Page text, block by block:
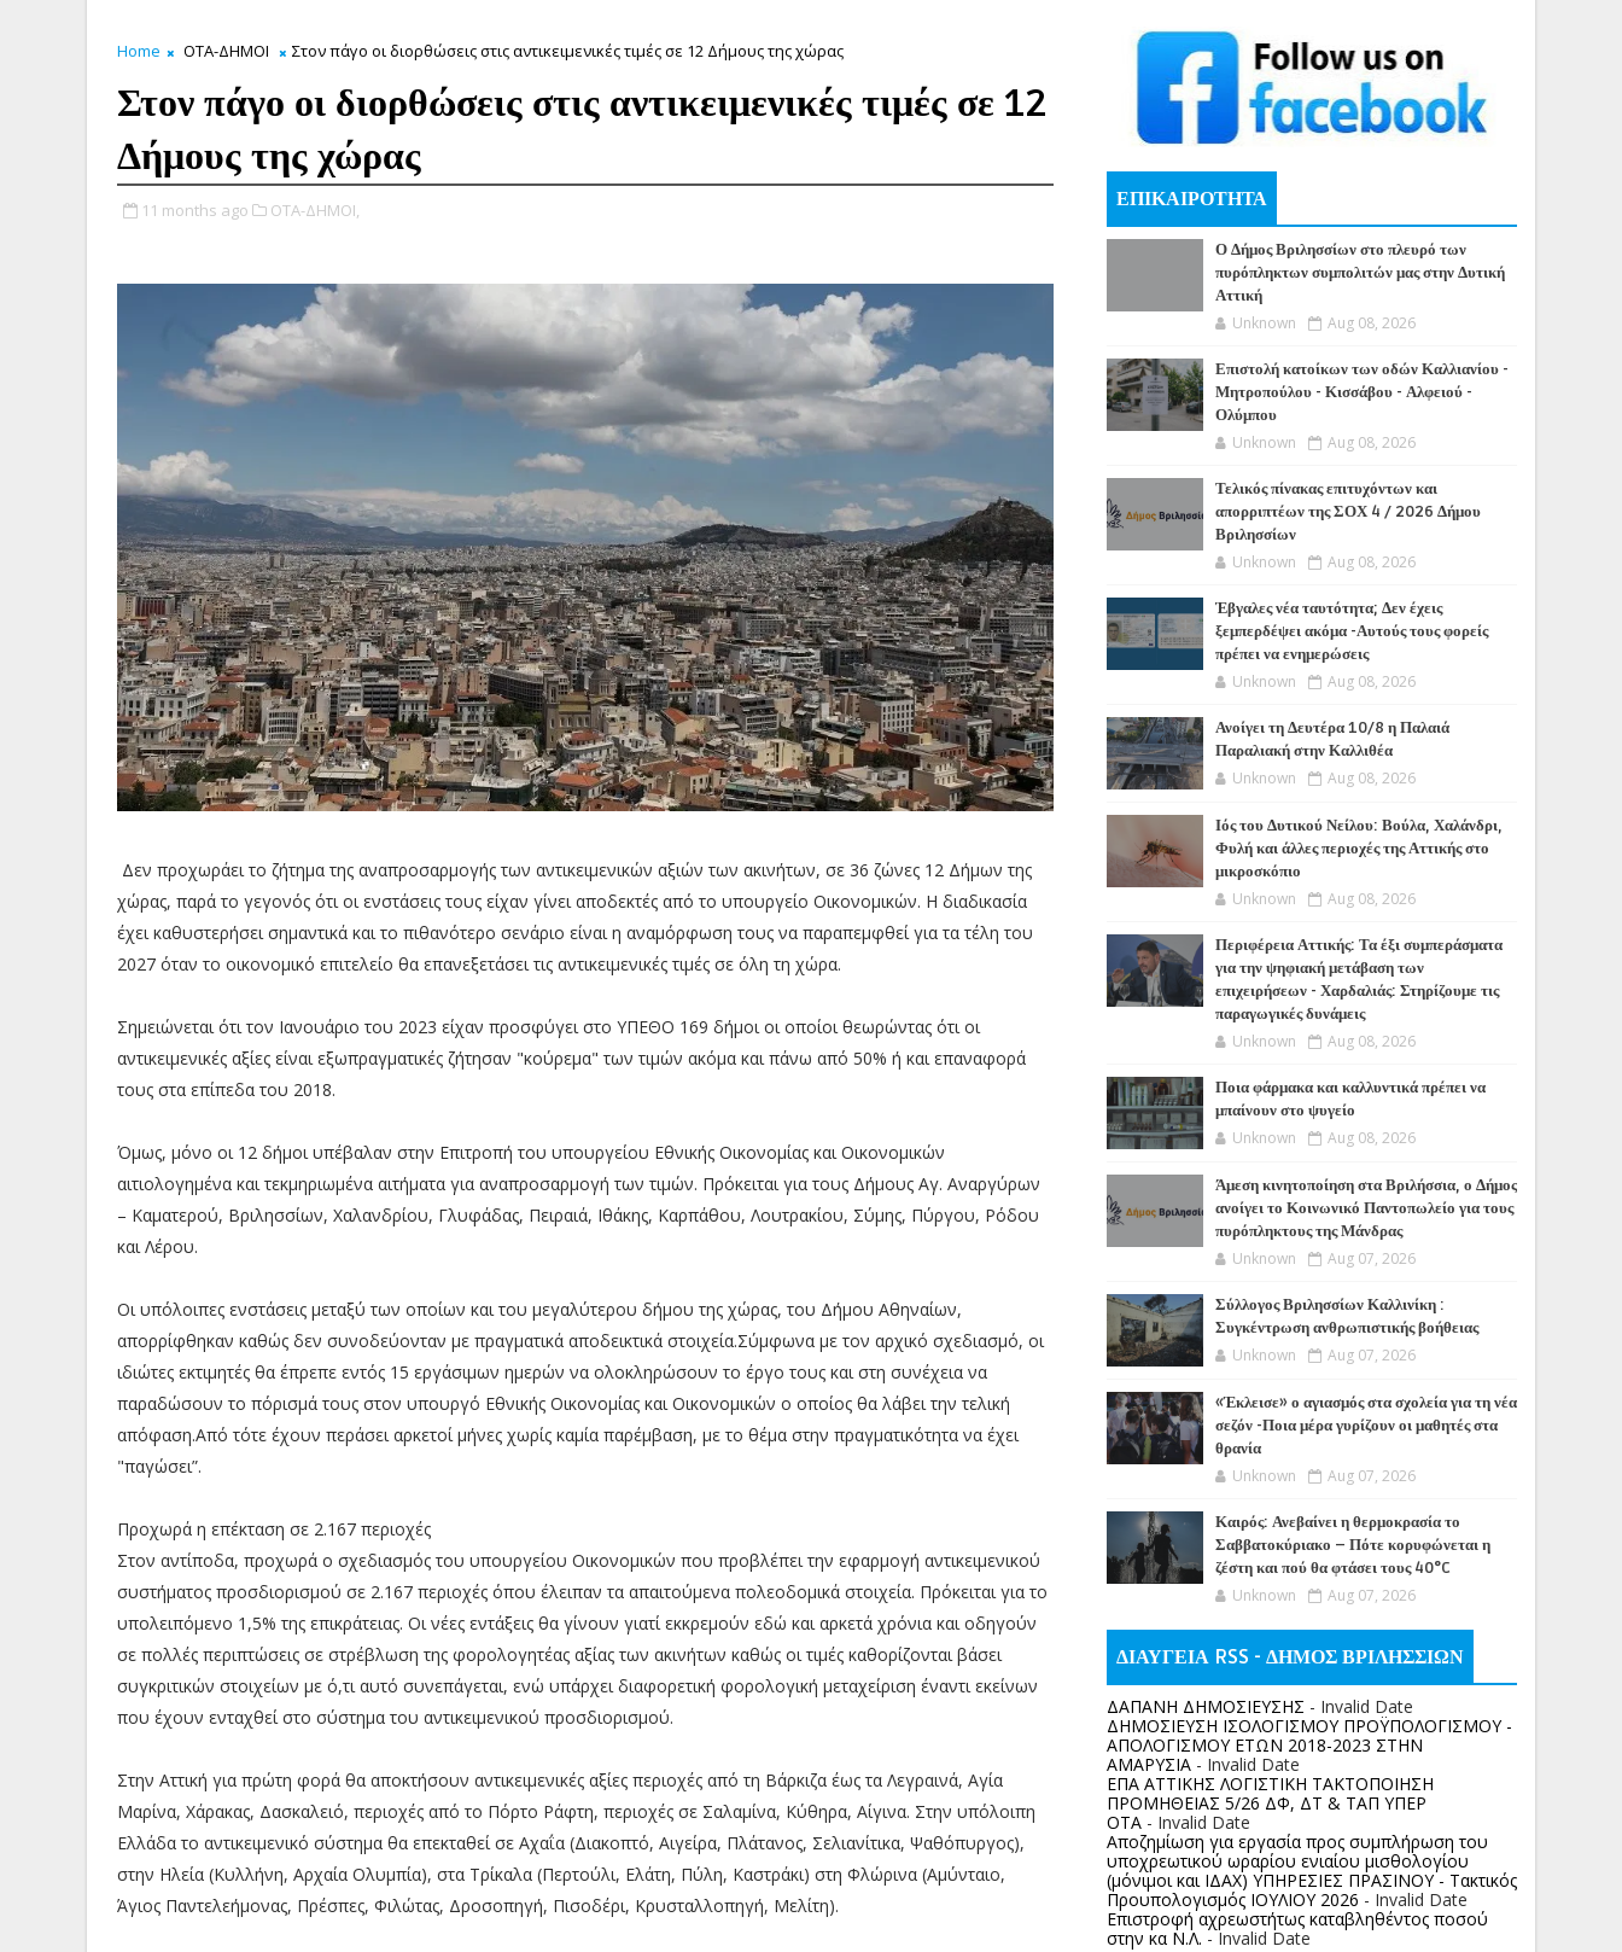
Home ΟΤΑ-ΔΗΜΟΙ Στον πάγο οι διορθώσεις στις αντικειμενικές τιμές σε 12 Δήμους της χώρας
Στον πάγο οι διορθώσεις στις αντικειμενικές τιμές σε 12
Δήμους της χώρας
11 months ago ΟΤΑ-ΔΗΜΟΙ,
Δεν προχωράει το ζήτημα της αναπροσαρμογής των αντικειμενικών αξιών των ακινήτων, σε 36 ζώνες 12 Δήμων της
χώρας, παρά το γεγονός ότι οι ενστάσεις τους είχαν γίνει αποδεκτές από το υπουργείο Οικονομικών. Η διαδικασία
έχει καθυστερήσει σημαντικά και το πιθανότερο σενάριο είναι η αναμόρφωση τους να παραπεμφθεί για τα τέλη του
2027 όταν το οικονομικό επιτελείο θα επανεξετάσει τις αντικειμενικές τιμές σε όλη τη χώρα.
Σημειώνεται ότι τον Ιανουάριο του 2023 είχαν προσφύγει στο ΥΠΕΘΟ 169 δήμοι οι οποίοι θεωρώντας ότι οι
αντικειμενικές αξίες είναι εξωπραγματικές ζήτησαν "κούρεμα" των τιμών ακόμα και πάνω από 50% ή και επαναφορά
τους στα επίπεδα του 2018.
Όμως, μόνο οι 12 δήμοι υπέβαλαν στην Επιτροπή του υπουργείου Εθνικής Οικονομίας και Οικονομικών
αιτιολογημένα και τεκμηριωμένα αιτήματα για αναπροσαρμογή των τιμών. Πρόκειται για τους Δήμους Αγ. Αναργύρων
– Καματερού, Βριλησσίων, Χαλανδρίου, Γλυφάδας, Πειραιά, Ιθάκης, Καρπάθου, Λουτρακίου, Σύμης, Πύργου, Ρόδου
και Λέρου.
Οι υπόλοιπες ενστάσεις μεταξύ των οποίων και του μεγαλύτερου δήμου της χώρας, του Δήμου Αθηναίων,
απορρίφθηκαν καθώς δεν συνοδεύονταν με πραγματικά αποδεικτικά στοιχεία.Σύμφωνα με τον αρχικό σχεδιασμό, οι
ιδιώτες εκτιμητές θα έπρεπε εντός 15 εργάσιμων ημερών να ολοκληρώσουν το έργο τους και στη συνέχεια να
παραδώσουν το πόρισμά τους στον υπουργό Εθνικής Οικονομίας και Οικονομικών ο οποίος θα λάβει την τελική
απόφαση.Από τότε έχουν περάσει αρκετοί μήνες χωρίς καμία παρέμβαση, με το θέμα στην πραγματικότητα να έχει
"παγώσει”.
Προχωρά η επέκταση σε 2.167 περιοχές
Στον αντίποδα, προχωρά ο σχεδιασμός του υπουργείου Οικονομικών που προβλέπει την εφαρμογή αντικειμενικού
συστήματος προσδιορισμού σε 2.167 περιοχές όπου έλειπαν τα απαιτούμενα πολεοδομικά στοιχεία. Πρόκειται για το
υπολειπόμενο 1,5% της επικράτειας. Οι νέες εντάξεις θα γίνουν γιατί εκκρεμούν εδώ και αρκετά χρόνια και οδηγούν
σε πολλές περιπτώσεις σε στρέβλωση της φορολογητέας αξίας των ακινήτων καθώς οι τιμές καθορίζονται βάσει
συγκριτικών στοιχείων με ό,τι αυτό συνεπάγεται, ενώ υπάρχει διαφορετική φορολογική μεταχείριση έναντι εκείνων
που έχουν ενταχθεί στο σύστημα του αντικειμενικού προσδιορισμού.
Στην Αττική για πρώτη φορά θα αποκτήσουν αντικειμενικές αξίες περιοχές από τη Βάρκιζα έως τα Λεγραινά, Αγία
Μαρίνα, Χάρακας, Δασκαλειό, περιοχές από το Πόρτο Ράφτη, περιοχές σε Σαλαμίνα, Κύθηρα, Αίγινα. Στην υπόλοιπη
Ελλάδα το αντικειμενικό σύστημα θα επεκταθεί σε Αχαΐα (Διακοπτό, Αιγείρα, Πλάτανος, Σελιανίτικα, Ψαθόπυργος),
στην Ηλεία (Κυλλήνη, Αρχαία Ολυμπία), στα Τρίκαλα (Περτούλι, Ελάτη, Πύλη, Καστράκι) στη Φλώρινα (Αμύνταιο,
Άγιος Παντελεήμονας, Πρέσπες, Φιλώτας, Δροσοπηγή, Πισοδέρι, Κρυσταλλοπηγή, Μελίτη).
ΕΠΙΚΑΙΡΟΤΗΤΑ
Ο Δήμος Βριλησσίων στο πλευρό των
πυρόπληκτων συμπολιτών μας στην Δυτική
Αττική
Unknown Aug 08, 2026
Επιστολή κατοίκων των οδών Καλλιανίου -
Μητροπούλου - Κισσάβου - Αλφειού -
Ολύμπου
Unknown Aug 08, 2026
Τελικός πίνακας επιτυχόντων και
απορριπτέων της ΣΟΧ 4 / 2026 Δήμου
Βριλησσίων
Unknown Aug 08, 2026
Έβγαλες νέα ταυτότητα; Δεν έχεις
ξεμπερδέψει ακόμα -Αυτούς τους φορείς
πρέπει να ενημερώσεις
Unknown Aug 08, 2026
Ανοίγει τη Δευτέρα 10/8 η Παλαιά
Παραλιακή στην Καλλιθέα
Unknown Aug 08, 2026
Ιός του Δυτικού Νείλου: Βούλα, Χαλάνδρι,
Φυλή και άλλες περιοχές της Αττικής στο
μικροσκόπιο
Unknown Aug 08, 2026
Περιφέρεια Αττικής: Τα έξι συμπεράσματα
για την ψηφιακή μετάβαση των
επιχειρήσεων - Χαρδαλιάς: Στηρίζουμε τις
παραγωγικές δυνάμεις
Unknown Aug 08, 2026
Ποια φάρμακα και καλλυντικά πρέπει να
μπαίνουν στο ψυγείο
Unknown Aug 08, 2026
Άμεση κινητοποίηση στα Βριλήσσια, ο Δήμος
ανοίγει το Κοινωνικό Παντοπωλείο για τους
πυρόπληκτους της Μάνδρας
Unknown Aug 07, 2026
Σύλλογος Βριλησσίων Καλλινίκη :
Συγκέντρωση ανθρωπιστικής βοήθειας
Unknown Aug 07, 2026
«Έκλεισε» ο αγιασμός στα σχολεία για τη νέα
σεζόν -Ποια μέρα γυρίζουν οι μαθητές στα
θρανία
Unknown Aug 07, 2026
Καιρός: Ανεβαίνει η θερμοκρασία το
Σαββατοκύριακο – Πότε κορυφώνεται η
ζέστη και πού θα φτάσει τους 40°C
Unknown Aug 07, 2026
ΔΙΑΥΓΕΙΑ RSS - ΔΗΜΟΣ ΒΡΙΛΗΣΣΙΩΝ
ΔΑΠΑΝΗ ΔΗΜΟΣΙΕΥΣΗΣ - Invalid Date
ΔΗΜΟΣΙΕΥΣΗ ΙΣΟΛΟΓΙΣΜΟΥ ΠΡΟΫΠΟΛΟΓΙΣΜΟΥ -
ΑΠΟΛΟΓΙΣΜΟΥ ΕΤΩΝ 2018-2023 ΣΤΗΝ
ΑΜΑΡΥΣΙΑ - Invalid Date
ΕΠΑ ΑΤΤΙΚΗΣ ΛΟΓΙΣΤΙΚΗ ΤΑΚΤΟΠΟΙΗΣΗ
ΠΡΟΜΗΘΕΙΑΣ 5/26 ΔΦ, ΔΤ & ΤΑΠ ΥΠΕΡ
ΟΤΑ - Invalid Date
Αποζημίωση για εργασία προς συμπλήρωση του
υποχρεωτικού ωραρίου ενιαίου μισθολογίου
(μόνιμοι και ΙΔΑΧ) ΥΠΗΡΕΣΙΕΣ ΠΡΑΣΙΝΟΥ - Τακτικός
Προυπολογισμός ΙΟΥΛΙΟΥ 2026 - Invalid Date
Επιστροφή αχρεωστήτως καταβληθέντος ποσoύ
στην κα Ν.Λ. - Invalid Date